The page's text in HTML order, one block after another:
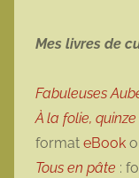
Mes livres de
Fabuleuses
À la folie,
format eBook
Tous en pâte :